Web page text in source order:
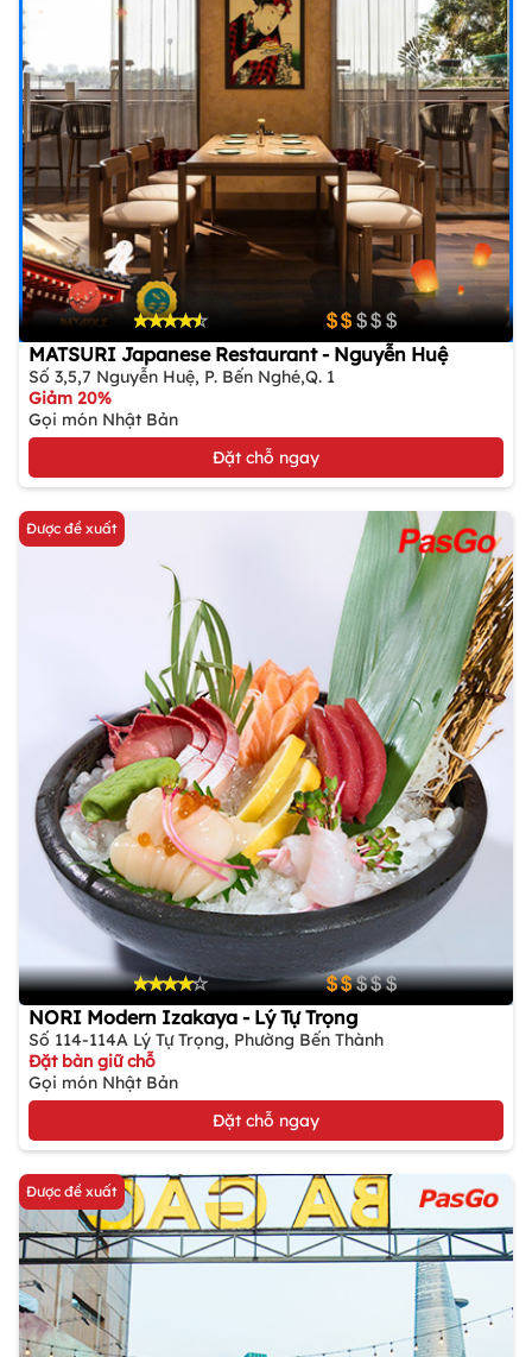
MATSURI Japanese Restaurant - Nguyễn Huệ
Số 3,5,7 Nguyễn Huệ, P. Bến Nghé,Q. 1
Giảm 20%
Gọi món Nhật Bản
Đặt chỗ ngay
Được đề xuất
NORI Modern Izakaya - Lý Tự Trọng
Số 114-114A Lý Tự Trọng, Phường Bến Thành
Đặt bàn giữ chỗ
Gọi món Nhật Bản
Đặt chỗ ngay
Được đề xuất